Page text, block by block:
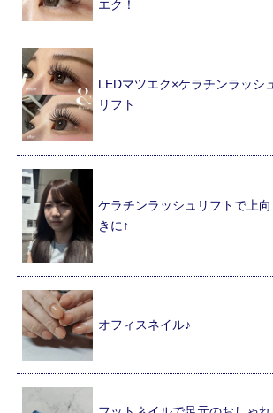
エク！
LEDマツエク×ケラチンラッシュ
リフト
ケラチンラッシュリフトで上向
きに↑
オフィスネイル♪